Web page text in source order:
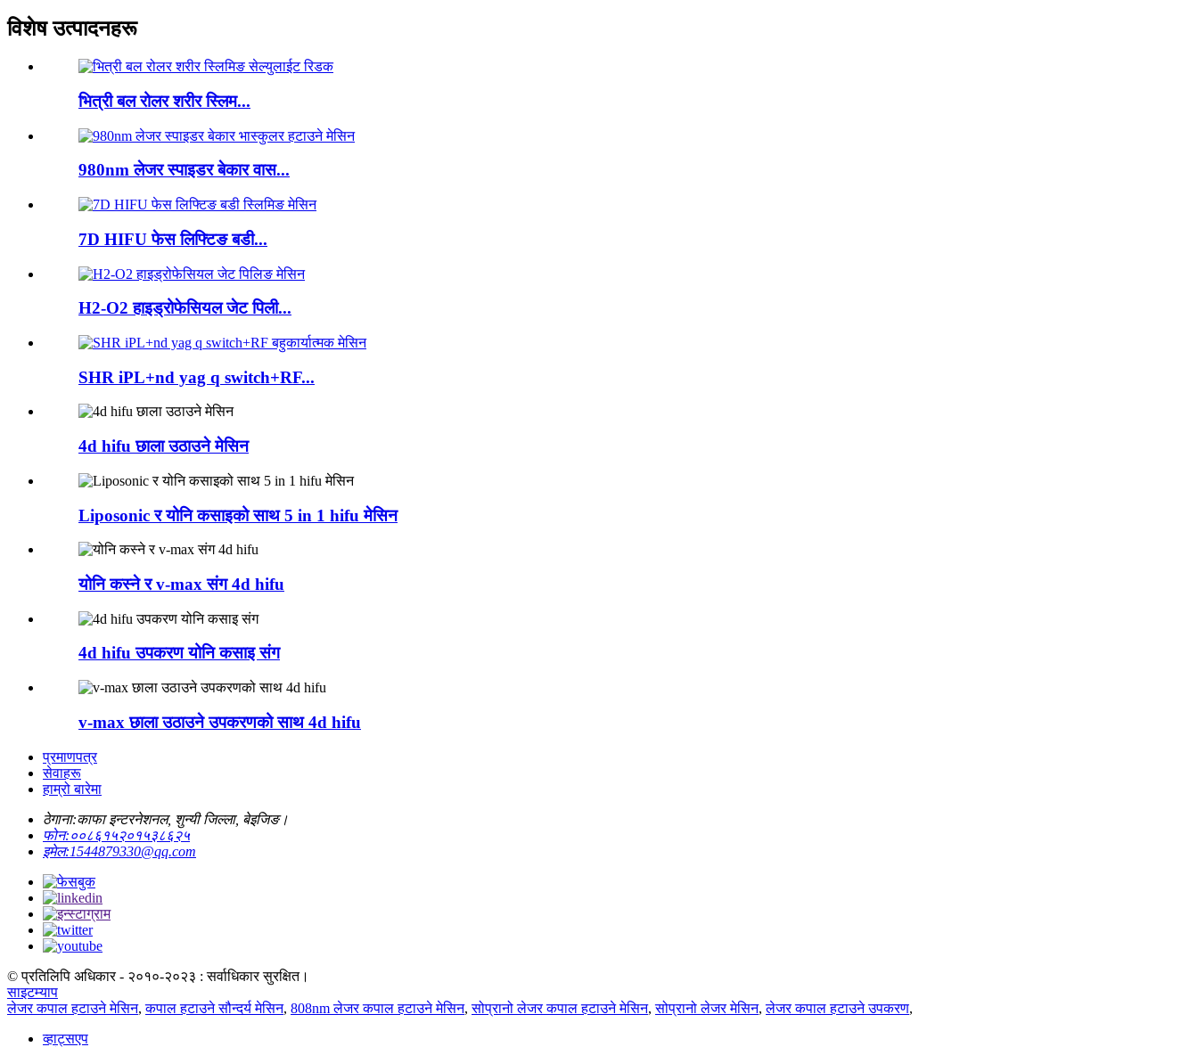
विशेष उत्पादनहरू
भित्री बल रोलर शरीर स्लिम...
980nm लेजर स्पाइडर बेकार वास...
7D HIFU फेस लिफ्टिङ बडी...
H2-O2 हाइड्रोफेसियल जेट पिली...
SHR iPL+nd yag q switch+RF...
4d hifu छाला उठाउने मेसिन
Liposonic र योनि कसाइको साथ 5 in 1 hifu मेसिन
योनि कस्ने र v-max संग 4d hifu
4d hifu उपकरण योनि कसाइ संग
v-max छाला उठाउने उपकरणको साथ 4d hifu
प्रमाणपत्र
सेवाहरू
हाम्रो बारेमा
ठेगाना:काफा इन्टरनेशनल, शुन्यी जिल्ला, बेइजिङ।
फोन:००८६१५२०१५३८६२५
इमेल:1544879330@qq.com
© प्रतिलिपि अधिकार - २०१०-२०२३ : सर्वाधिकार सुरक्षित।
साइटम्याप
लेजर कपाल हटाउने मेसिन,कपाल हटाउने सौन्दर्य मेसिन, 808nm लेजर कपाल हटाउने मेसिन,सोप्रानो लेजर कपाल हटाउने मेसिन,सोप्रानो लेजर मेसिन,लेजर कपाल हटाउने उपकरण,
व्हाट्सएप